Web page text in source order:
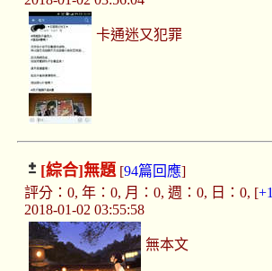
卡通迷又犯罪
[綜合]無題[94篇回應]
評分：0, 年：0, 月：0, 週：0, 日：0, [+1
2018-01-02 03:55:58
無本文